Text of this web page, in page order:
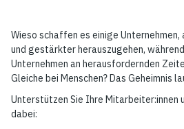
Wieso schaffen es einige Unternehmen,
und gestärkter herauszugehen,
Unternehmen an herausfordernden
Gleiche bei Menschen? Das Geheimnis
Unterstützen Sie Ihre Mitarbeiter:innen
dabei: